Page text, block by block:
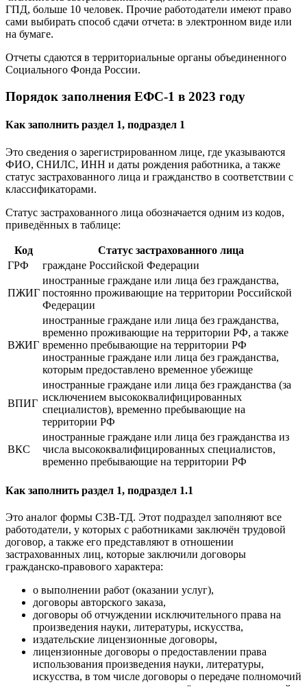
ГПД, больше 10 человек. Прочие работодатели имеют право
сами выбирать способ сдачи отчета: в электронном виде или
на бумаге.
Отчеты сдаются в территориальные органы объединенного
Социального Фонда России.
Порядок заполнения ЕФС-1 в 2023 году
Как заполнить раздел 1, подраздел 1
Это сведения о зарегистрированном лице, где указываются
ФИО, СНИЛС, ИНН и даты рождения работника, а также
статус застрахованного лица и гражданство в соответствии с
классификаторами.
Статус застрахованного лица обозначается одним из кодов,
приведённых в таблице:
Код
Статус застрахованного лица
ГРФ
граждане Российской Федерации
ПЖИГ
иностранные граждане или лица без гражданства,
постоянно проживающие на территории Российской
Федерации
ВЖИГ
иностранные граждане или лица без гражданства,
временно проживающие на территории РФ, а также
временно пребывающие на территории РФ
иностранные граждане или лица без гражданства,
которым предоставлено временное убежище
ВПИГ
иностранные граждане или лица без гражданства (за
исключением высококвалифицированных
специалистов), временно пребывающие на
территории РФ
ВКС
иностранные граждане или лица без гражданства из
числа высококвалифицированных специалистов,
временно пребывающие на территории РФ
Как заполнить раздел 1, подраздел 1.1
Это аналог формы СЗВ-ТД. Этот подраздел заполняют все
работодатели, у которых с работниками заключён трудовой
договор, а также его представляют в отношении
застрахованных лиц, которые заключили договоры
гражданско-правового характера:
о выполнении работ (оказании услуг),
договоры авторского заказа,
договоры об отчуждении исключительного права на
произведения науки, литературы, искусства,
издательские лицензионные договоры,
лицензионные договоры о предоставлении права
использования произведения науки, литературы,
искусства, в том числе договоры о передаче полномочий